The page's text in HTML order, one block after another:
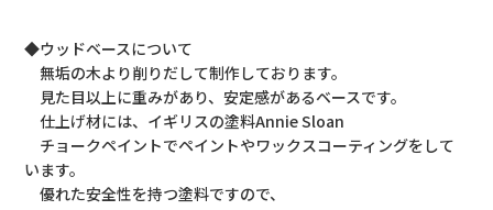
◆ウッドベースについて
無垢の木より削りだして制作しております。
見た目以上に重みがあり、安定感があるベースです。
仕上げ材には、イギリスの塗料Annie Sloan
チョークペイントでペイントやワックスコーティングをして
います。
優れた安全性を持つ塗料ですので、